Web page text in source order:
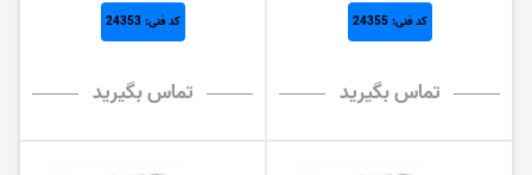
کد فنی: 24355
تماس بگیرید
کد فنی: 24353
تماس بگیرید